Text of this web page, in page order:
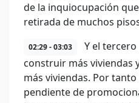
de la inquiocupación
retirada de muchos
02:29 - 03:03
Y el
construir más viviendas
más viviendas. Por
pendiente de